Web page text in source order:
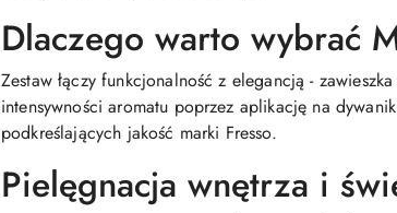
Dlaczego warto wybrać
Zestaw łączy funkcjonalność z elegancją -
intensywności aromatu poprzez aplikację na
podkreślających jakość marki Fresso.
Pielęgnacja wnętrza i